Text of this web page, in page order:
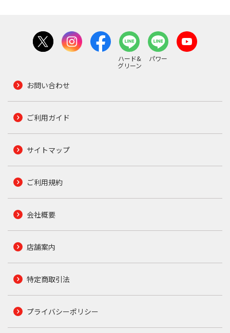
ハード&
グリーン
パワー
お問い合わせ
ご利用ガイド
サイトマップ
ご利用規約
会社概要
店舗案内
特定商取引法
プライバシーポリシー